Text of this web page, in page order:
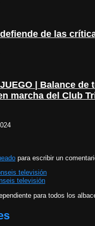
de las
| Balance de
marcha del Club
para escribir un
para todos los